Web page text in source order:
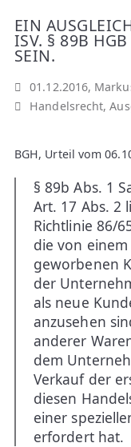
E
EIN
ISV. § 89B
SEIN.
01.12.2016,
Handelsrecht,
BGH, Urteil vom
§ 89b Abs. 1
Art. 17 Abs. 2
Richtlinie 86/
die von
geworbenen
der
als neue
anzusehen
anderer
dem
Verkauf der
diesen
einer
erfordert hat.